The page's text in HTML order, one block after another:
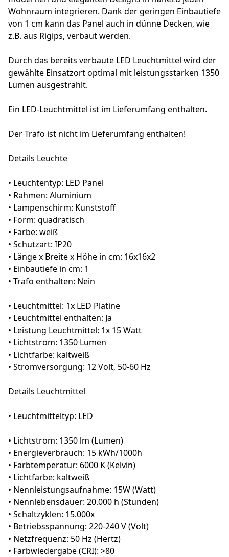
Wohnraum integrieren. Dank der geringen Einbautiefe
von 1 cm kann das Panel auch in dünne Decken, wie
z.B. aus Rigips, verbaut werden.
Durch das bereits verbaute LED Leuchtmittel wird der
gewählte Einsatzort optimal mit leistungsstarken 1350
Lumen ausgestrahlt.
Ein LED-Leuchtmittel ist im Lieferumfang enthalten.
Der Trafo ist nicht im Lieferumfang enthalten!
Details Leuchte
• Leuchtentyp: LED Panel
• Rahmen: Aluminium
• Lampenschirm: Kunststoff
• Form: quadratisch
• Farbe: weiß
• Schutzart: IP20
• Länge x Breite x Höhe in cm: 16x16x2
• Einbautiefe in cm: 1
• Trafo enthalten: Nein
• Leuchtmittel: 1x LED Platine
• Leuchtmittel enthalten: Ja
• Leistung Leuchtmittel: 1x 15 Watt
• Lichtstrom: 1350 Lumen
• Lichtfarbe: kaltweiß
• Stromversorgung: 12 Volt, 50-60 Hz
Details Leuchtmittel
• Leuchtmitteltyp: LED
• Lichtstrom: 1350 lm (Lumen)
• Energieverbrauch: 15 kWh/1000h
• Farbtemperatur: 6000 K (Kelvin)
• Lichtfarbe: kaltweiß
• Nennleistungsaufnahme: 15W (Watt)
• Nennlebensdauer: 20.000 h (Stunden)
• Schaltzyklen: 15.000x
• Betriebsspannung: 220-240 V (Volt)
• Netzfrequenz: 50 Hz (Hertz)
• Farbwiedergabe (CRI): >80